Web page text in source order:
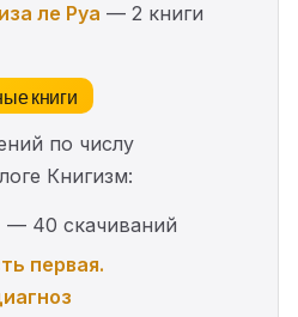
ле Руа — 2 книги
книги
по числу
Книгизм:
— 40 скачиваний
первая.